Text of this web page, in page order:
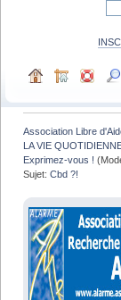
Association Libre
LA VIE
Exprimez-vous !
Sujet:Cbd ?!